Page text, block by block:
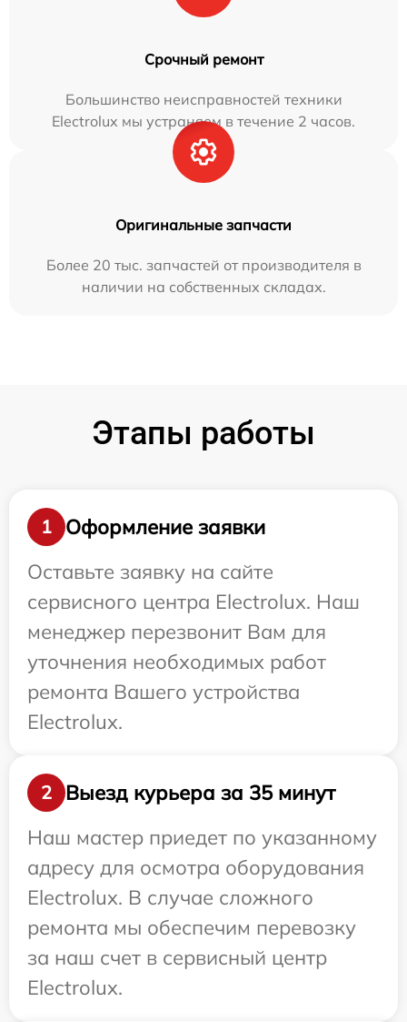
Срочный ремонт
Большинство неисправностей техники
Electrolux мы устраняем в течение 2 часов.
Оригинальные запчасти
Более 20 тыс. запчастей от производителя в
наличии на собственных складах.
Этапы работы
1
Оформление заявки
Оставьте заявку на сайте
сервисного центра Electrolux. Наш
менеджер перезвонит Вам для
уточнения необходимых работ
ремонта Вашего устройства
Electrolux.
2
Выезд курьера за 35 минут
Наш мастер приедет по указанному
адресу для осмотра оборудования
Electrolux. В случае сложного
ремонта мы обеспечим перевозку
за наш счет в сервисный центр
Electrolux.